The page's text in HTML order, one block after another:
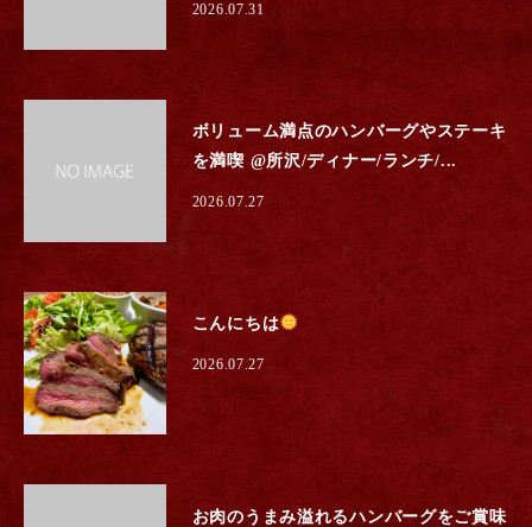
2026.07.31
ボリューム満点のハンバーグやステーキ
を満喫 @所沢/ディナー/ランチ/...
2026.07.27
こんにちは
2026.07.27
お肉のうまみ溢れるハンバーグをご賞味